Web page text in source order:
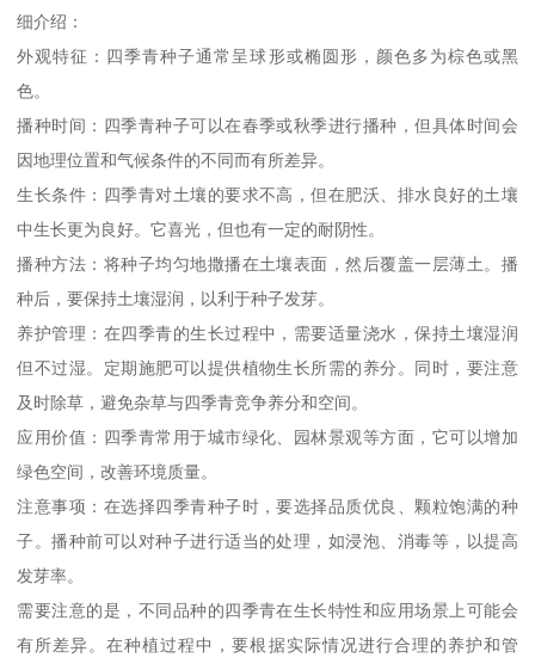
细介绍：
外观特征：四季青种子通常呈球形或椭圆形，颜色多为棕色或黑
色。
播种时间：四季青种子可以在春季或秋季进行播种，但具体时间会
因地理位置和气候条件的不同而有所差异。
生长条件：四季青对土壤的要求不高，但在肥沃、排水良好的土壤
中生长更为良好。它喜光，但也有一定的耐阴性。
播种方法：将种子均匀地撒播在土壤表面，然后覆盖一层薄土。播
种后，要保持土壤湿润，以利于种子发芽。
养护管理：在四季青的生长过程中，需要适量浇水，保持土壤湿润
但不过湿。定期施肥可以提供植物生长所需的养分。同时，要注意
及时除草，避免杂草与四季青竞争养分和空间。
应用价值：四季青常用于城市绿化、园林景观等方面，它可以增加
绿色空间，改善环境质量。
注意事项：在选择四季青种子时，要选择品质优良、颗粒饱满的种
子。播种前可以对种子进行适当的处理，如浸泡、消毒等，以提高
发芽率。
需要注意的是，不同品种的四季青在生长特性和应用场景上可能会
有所差异。在种植过程中，要根据实际情况进行合理的养护和管